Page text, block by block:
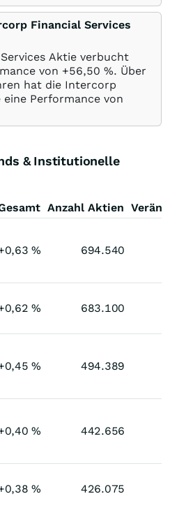
Financial Services
Aktie verbucht
von +56,50 %. Über
hat die Intercorp
Performance von
& Institutionelle
Anzahl Aktien
% 694.540
% 683.100
% 494.389
% 442.656
% 426.075